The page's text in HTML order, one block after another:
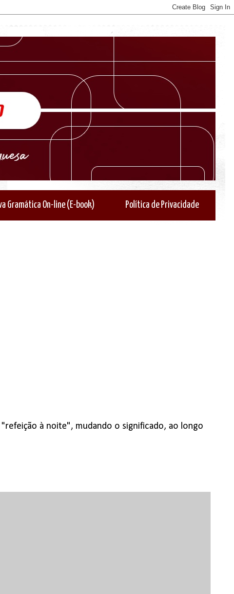
Gramática On-line (E-book) Política de Privacidade
à noite", mudando o significado, ao longo